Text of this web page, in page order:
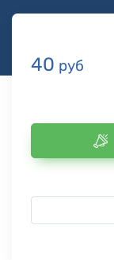
40 руб